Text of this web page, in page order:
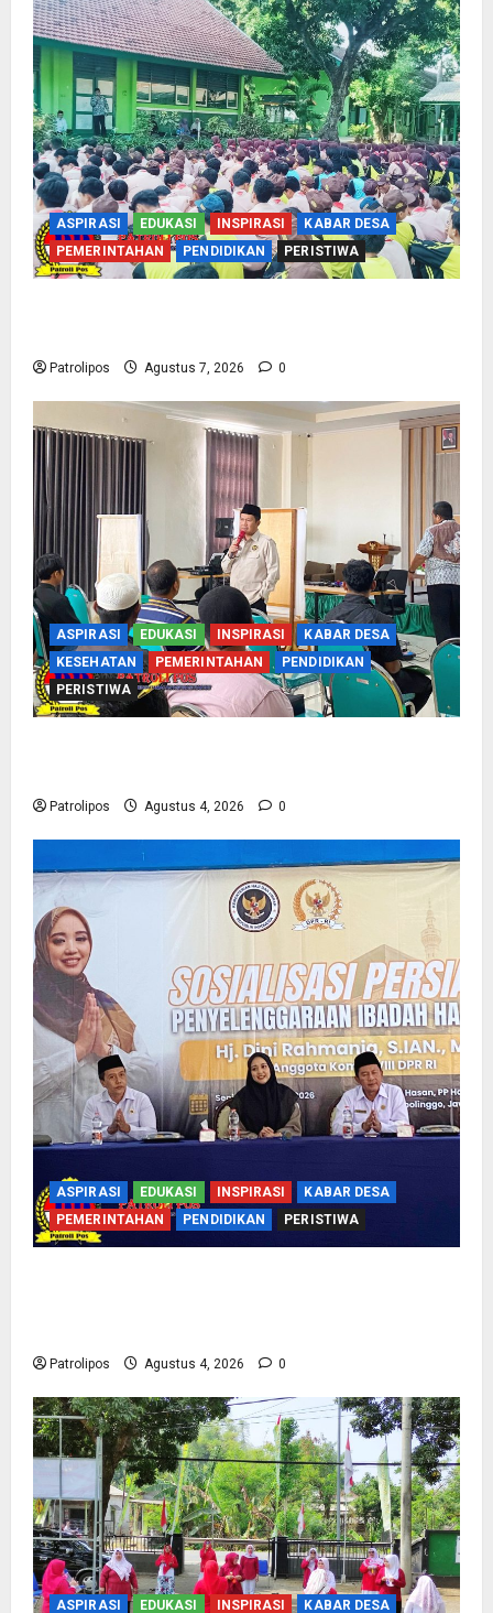
ASPIRASI EDUKASI INSPIRASI
KABAR DESA
PEMERINTAHAN
PENDIDIKAN PERISTIWA
Patrolipos Agustus 7, 2026 0
ASPIRASI EDUKASI INSPIRASI
KABAR DESA
KESEHATAN
PEMERINTAHAN
PENDIDIKAN
PERISTIWA
Patrolipos Agustus 4, 2026 0
ASPIRASI EDUKASI INSPIRASI
KABAR DESA
PEMERINTAHAN
PENDIDIKAN PERISTIWA
Patrolipos Agustus 4, 2026 0
ASPIRASI EDUKASI INSPIRASI KABAR DESA